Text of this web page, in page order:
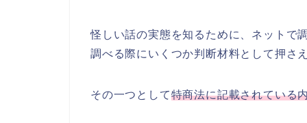
怪しい話の実態を知るために、ネットで
調べる際にいくつか判断材料として押さ
その一つとして特商法に記載されている